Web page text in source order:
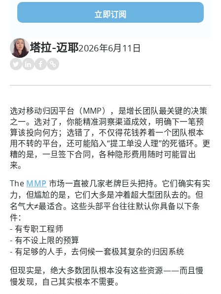
子
邮
(必
须填
写）
塔拉-迈耶2026年6月11日
选对移动归因平台（MMP），是增长团队最关键的决策
之一。选对了，你能精准洞察渠道成效，明确下一笔预
算该投向何方；选错了，不仅得花钱养着一个团队根本
用不转的平台，还可能陷入“提工单没人理”的死循环。更
糟的是，一旦签下合同，各种隐形费用随时可能冒出
来。
The MMP 市场一直被几家老牌巨头把持。它们确实有实
力，但尴尬的是，它们大多是冲着超大型团队去的。但
名气大≠最适合。这些头部平台往往默认你具备以下条
件：
- 有专职工程师
- 有不设上限的预算
- 有足够的人手，去伺候一套极其复杂的归因系统
但现实是，绝大多数团队根本没有这些资源——而且慢
慢发现，自己其实根本不需要。